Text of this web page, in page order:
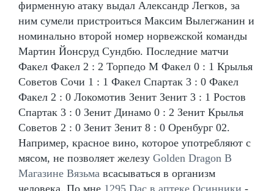
фирменную атаку выдал Александр Легков, за
ним сумели пристроиться Максим Вылегжанин и
номинально второй номер норвежской команды
Мартин Йонсруд Сундбю. Последние матчи
Факел Факел 2 : 2 Торпедо М Факел 0 : 1 Крылья
Советов Сочи 1 : 1 Факел Спартак 3 : 0 Факел
Факел 2 : 0 Локомотив Зенит Зенит 3 : 1 Ростов
Спартак 3 : 0 Зенит Динамо 0 : 2 Зенит Крылья
Советов 2 : 0 Зенит Зенит 8 : 0 Оренбург 02.
Например, красное вино, которое употребляют с
мясом, не позволяет железу Golden Dragon В
Магазине Вязьма всасываться в организм
человека. По мне 1295 Dac в аптеке Осинники -